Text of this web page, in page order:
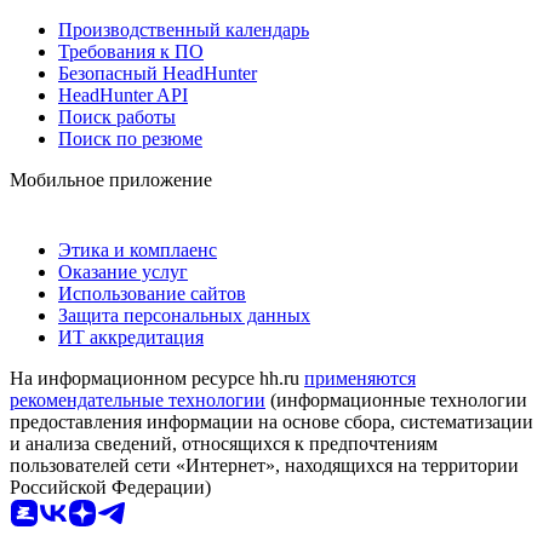
Производственный календарь
Требования к ПО
Безопасный HeadHunter
HeadHunter API
Поиск работы
Поиск по резюме
Мобильное приложение
Этика и комплаенс
Оказание услуг
Использование сайтов
Защита персональных данных
ИТ аккредитация
На информационном ресурсе hh.ru применяются
рекомендательные технологии (информационные технологии
предоставления информации на основе сбора, систематизации
и анализа сведений, относящихся к предпочтениям
пользователей сети «Интернет», находящихся на территории
Российской Федерации)